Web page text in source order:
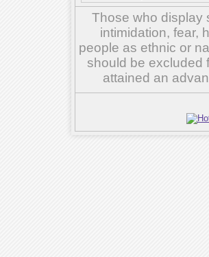
Those who display
intimidation, fear,
people as ethnic or
should be excluded
attained an